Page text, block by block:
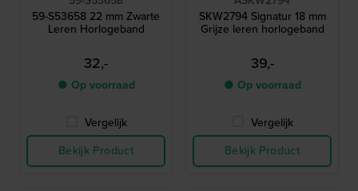
59-S53658 22 mm Zwarte
Leren Horlogeband
32,-
● Op voorraad
Vergelijk
Bekijk Product
SKW2794 Signatur 18 mm
Grijze leren horlogeband
39,-
● Op voorraad
Vergelijk
Bekijk Product